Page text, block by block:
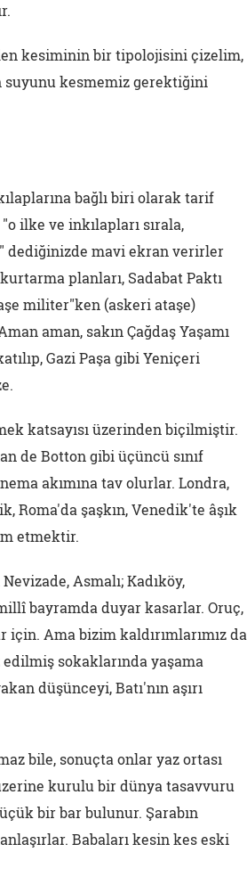
kesiminin bir tipolojisini çizelim,
kesmemiz gerektiğini
bağlı biri olarak tarif
ilke ve inkılapları sırala,
dediğinizde mavi ekran verirler
planları, Sadabat Paktı
militer"ken (askeri ataşe)
aman, sakın Çağdaş Yaşamı
Gazi Paşa gibi Yeniçeri
katsayısı üzerinden biçilmiştir.
de Botton gibi üçüncü sınıf
akımına tav olurlar. Londra,
Roma'da şaşkın, Venedik'te âşık
etmektir.
Asmalı; Kadıköy,
bayramda duyar kasarlar. Oruç,
Ama bizim kaldırımlarımız da
sokaklarında yaşama
düşünceyi, Batı'nın aşırı
bile, sonuçta onlar yaz ortası
kurulu bir dünya tasavvuru
bir bar bulunur. Şarabın
Babaları kesin kes eski